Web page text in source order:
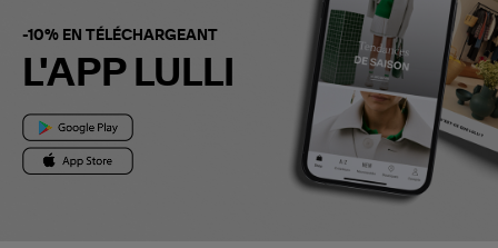
-10% EN TÉLÉCHARGEANT
L'APP LULLI